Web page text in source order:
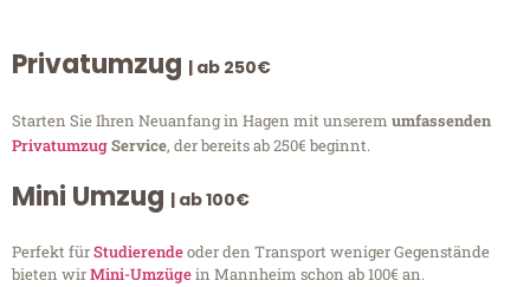
Privatumzug | ab 250€
Starten Sie Ihren Neuanfang in Hagen mit unserem umfassenden
PrivatumzugService, der bereits ab 250€ beginnt.
Mini Umzug | ab 100€
Perfekt fürStudierendeoder den Transport weniger Gegenstände
bieten wirMini-Umzügein Mannheim schon ab 100€ an.